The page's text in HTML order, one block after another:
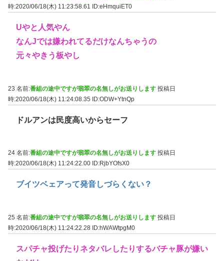
時:2020/06/18(木) 11:23:58.61
ID:eHmquiET0
Uやと人気やん
なんJでは嫌われてるだけなんちゃうの
元々やきう板やし
23 名前:番組の途中ですが翡翠の名無しがお送りします 投稿日
時:2020/06/18(木) 11:24:08.35 ID:ODW+YtnQp
ドルアンは民度高いからセーフ
24 名前:番組の途中ですが翡翠の名無しがお送りします 投稿日
時:2020/06/18(木) 11:24:22.00 ID:RjbYOfsX0
ブイツベェアって発音しづらくない？
25 名前:番組の途中ですが翡翠の名無しがお送りします 投稿日
時:2020/06/18(木) 11:24:22.28 ID:hWAWtpgM0
スパチャ投げたりネタバレしたりするバチャ豚が嫌い